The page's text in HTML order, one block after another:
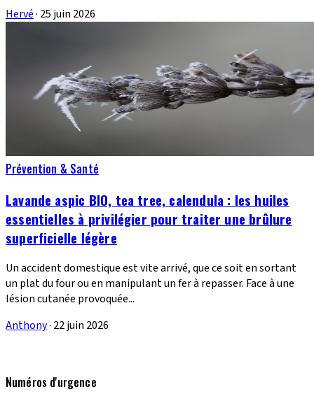
Hervé· 25 juin 2026
Prévention & Santé
Lavande aspic BIO, tea tree, calendula : les huiles
essentielles à privilégier pour traiter une brûlure
superficielle légère
Un accident domestique est vite arrivé, que ce soit en sortant
un plat du four ou en manipulant un fer à repasser. Face à une
lésion cutanée provoquée...
Anthony· 22 juin 2026
Numéros d'urgence